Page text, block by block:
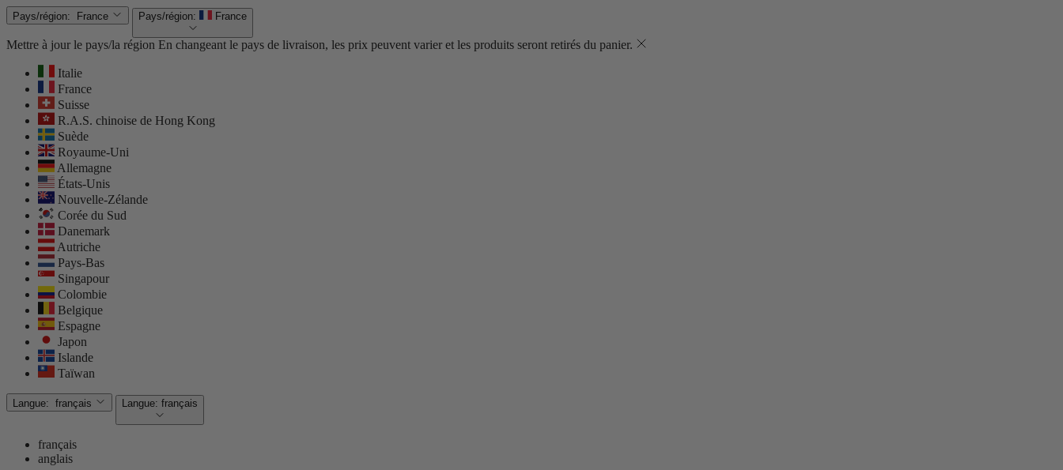
Pays/région: France Pays/région: France
Mettre à jour le pays/la région En changeant le pays de livraison, les prix peuvent varier et les produits seront retirés du panier.
Italie
France
Suisse
R.A.S. chinoise de Hong Kong
Suède
Royaume-Uni
Allemagne
États-Unis
Nouvelle-Zélande
Corée du Sud
Danemark
Autriche
Pays-Bas
Singapour
Colombie
Belgique
Espagne
Japon
Islande
Taïwan
Langue: français Langue: français
français
anglais